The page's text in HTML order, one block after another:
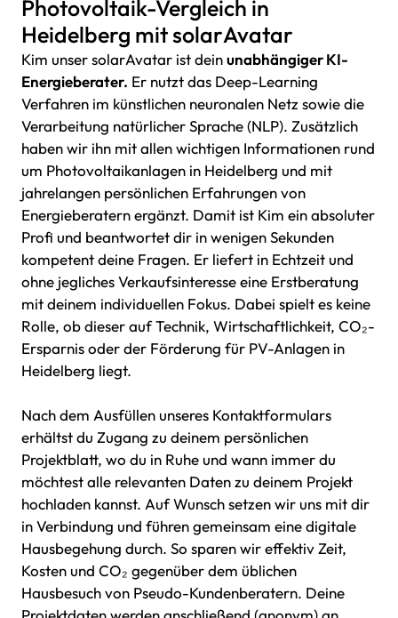
Photovoltaik-Vergleich in
Heidelberg mit solarAvatar
Kim unser solarAvatar ist deinunabhängiger KI-
Energieberater. Er nutzt das Deep-Learning
Verfahren im künstlichen neuronalen Netz sowie die
Verarbeitung natürlicher Sprache (NLP). Zusätzlich
haben wir ihn mit allen wichtigen Informationen rund
um Photovoltaikanlagen in Heidelberg und mit
jahrelangen persönlichen Erfahrungen von
Energieberatern ergänzt. Damit ist Kim ein absoluter
Profi und beantwortet dir in wenigen Sekunden
kompetent deine Fragen. Er liefert in Echtzeit und
ohne jegliches Verkaufsinteresse eine Erstberatung
mit deinem individuellen Fokus. Dabei spielt es keine
Rolle, ob dieser auf Technik, Wirtschaftlichkeit, CO₂-
Ersparnis oder der Förderung für PV-Anlagen in
Heidelberg liegt.
Nach dem Ausfüllen unseres Kontaktformulars
erhältst du Zugang zu deinem persönlichen
Projektblatt, wo du in Ruhe und wann immer du
möchtest alle relevanten Daten zu deinem Projekt
hochladen kannst. Auf Wunsch setzen wir uns mit dir
in Verbindung und führen gemeinsam eine digitale
Hausbegehung durch. So sparen wir effektiv Zeit,
Kosten und CO₂ gegenüber dem üblichen
Hausbesuch von Pseudo-Kundenberatern. Deine